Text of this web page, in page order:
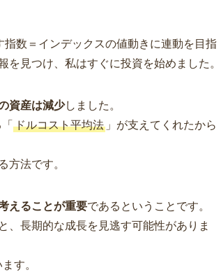
指数＝インデックスの値動きに連動を目指
見つけ、私はすぐに投資を始めました。
資産は減少しました。
ドルコスト平均法 」が支えてくれたから
方法です。
えることが重要であるということです。
、長期的な成長を見逃す可能性がありま
す。